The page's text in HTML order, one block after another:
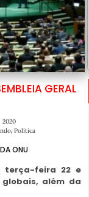
GERAL
2020
, Política
ONU
terça-feira 22 e
além da